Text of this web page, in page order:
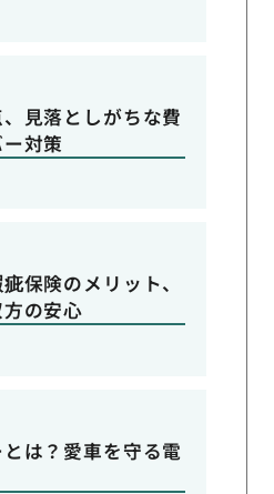
見落としがちな費
対策
保険のメリット、
の安心
は？愛車を守る電